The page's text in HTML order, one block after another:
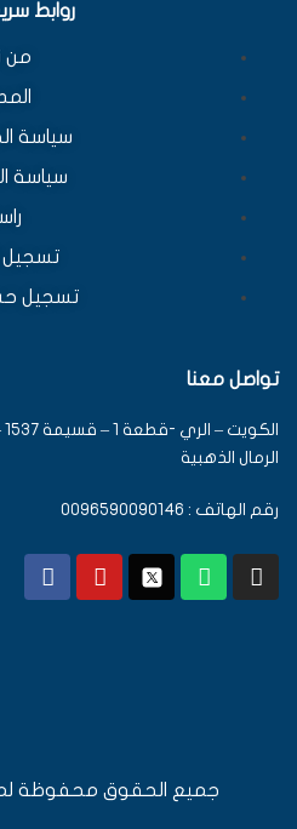
روابط
من
سياسة
سياسة
تسجيل
تسجيل
تواصل معنا
الرمال الذهبية
رقم الهاتف : 0096590090146
جميع الحقوق محفوظة